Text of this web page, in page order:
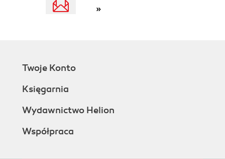
»
Twoje Konto
Księgarnia
Wydawnictwo Helion
Współpraca